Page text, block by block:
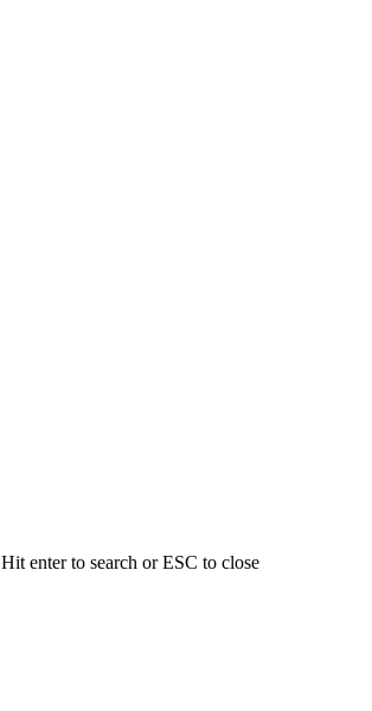
Hit enter to search or ESC to close